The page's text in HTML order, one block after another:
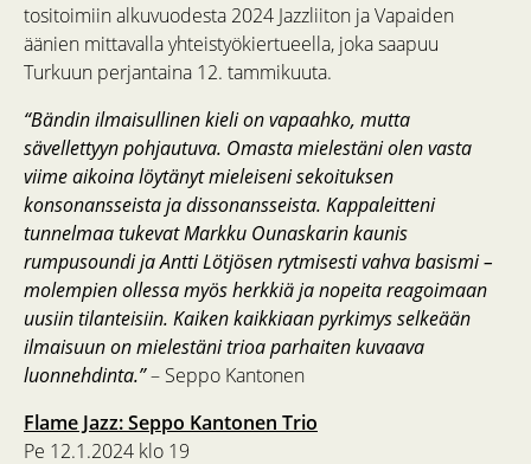
tositoimiin alkuvuodesta 2024 Jazzliiton ja Vapaiden
äänien mittavalla yhteistyökiertueella, joka saapuu
Turkuun perjantaina 12. tammikuuta.
“Bändin ilmaisullinen kieli on vapaahko, mutta
sävellettyyn pohjautuva. Omasta mielestäni olen vasta
viime aikoina löytänyt mieleiseni sekoituksen
konsonansseista ja dissonansseista. Kappaleitteni
tunnelmaa tukevat Markku Ounaskarin kaunis
rumpusoundi ja Antti Lötjösen rytmisesti vahva basismi –
molempien ollessa myös herkkiä ja nopeita reagoimaan
uusiin tilanteisiin. Kaiken kaikkiaan pyrkimys selkeään
ilmaisuun on mielestäni trioa parhaiten kuvaava
luonnehdinta.”– Seppo Kantonen
Flame Jazz: Seppo Kantonen Trio
Pe 12.1.2024 klo 19